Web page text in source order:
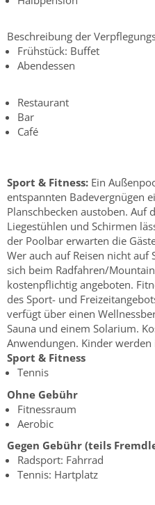
Beschreibung der
Frühstück: Buffet
Abendessen
Restaurant
Bar
Café
Sport & Fitness: Ein
entspannten Badevergnügen
Planschbecken austoben. Auf
Liegestühlen und Schirmen
der Poolbar erwarten die
Wer auch auf Reisen nicht
sich beim Radfahren/
kostenpflichtig angeboten.
des Sport- und
verfügt über einen
Sauna und einem Solarium.
Anwendungen. Kinder
Sport & Fitness
Tennis
Ohne Gebühr
Fitnessraum
Aerobic
Gegen Gebühr (teils
Radsport: Fahrrad
Tennis: Hartplatz